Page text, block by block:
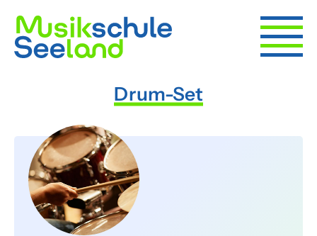
Schnuppern
Früher Einstieg
Instrumente
Bands
Drum-Set